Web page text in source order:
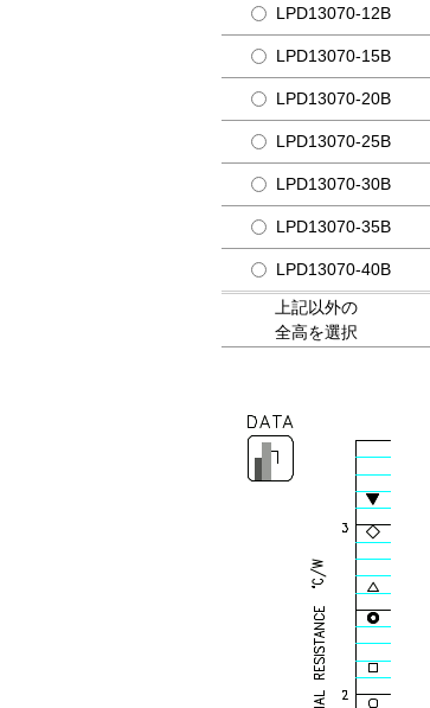
LPD13070-12B
LPD13070-15B
LPD13070-20B
LPD13070-25B
LPD13070-30B
LPD13070-35B
LPD13070-40B
上記以外の
全高を選択